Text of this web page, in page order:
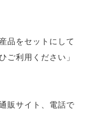
品をセットにして
ご利用ください」
販サイト、電話で